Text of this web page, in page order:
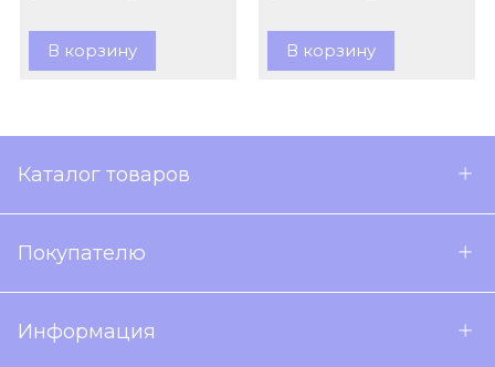
В корзину В корзину
Каталог товаров
Покупателю
Информация